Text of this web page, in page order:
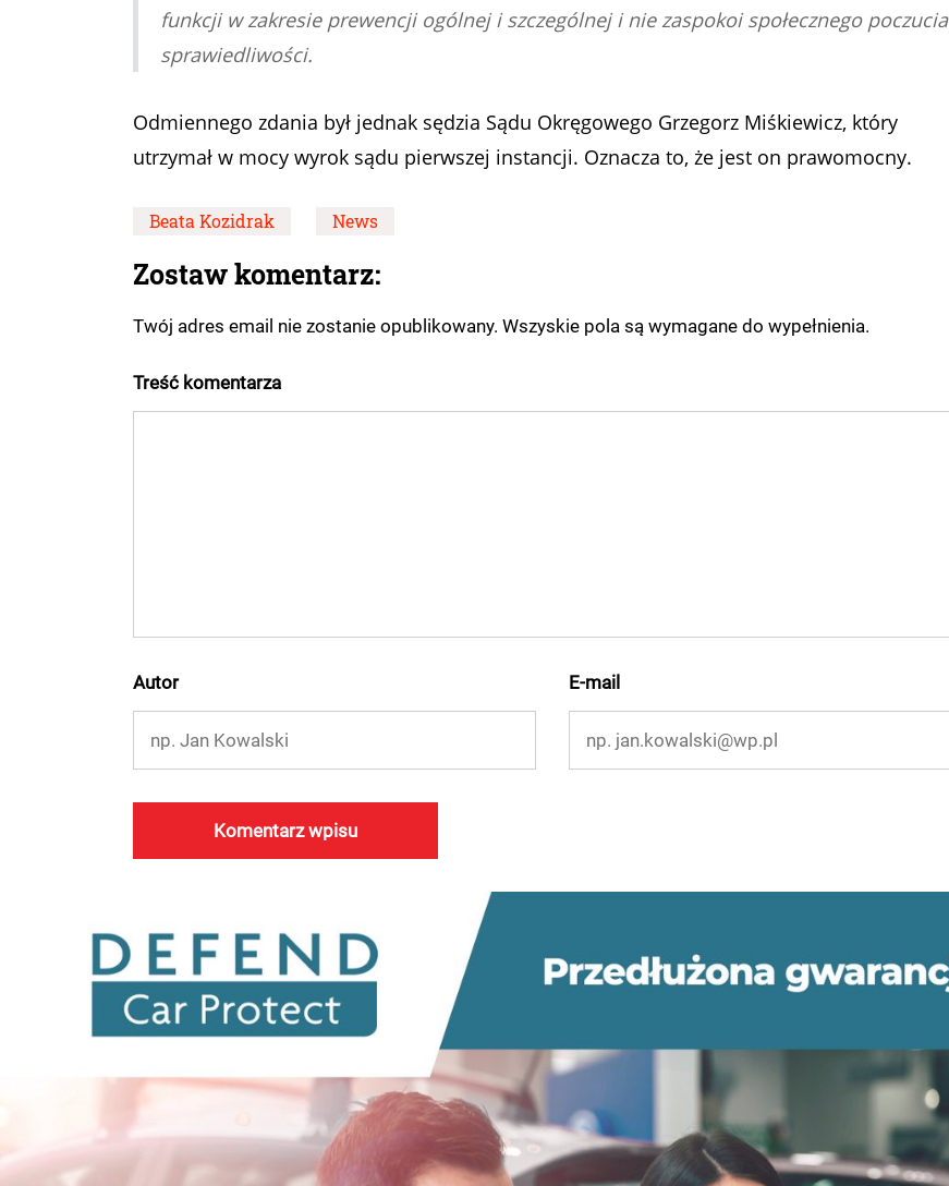
funkcji w zakresie prewencji ogólnej i szczególnej i nie zaspokoi społecznego poczucia
sprawiedliwości.
Odmiennego zdania był jednak sędzia Sądu Okręgowego Grzegorz Miśkiewicz, który
utrzymał w mocy wyrok sądu pierwszej instancji. Oznacza to, że jest on prawomocny.
Beata Kozidrak News
Zostaw komentarz:
Twój adres email nie zostanie opublikowany. Wszyskie pola są wymagane do wypełnienia.
Treść komentarza
Autor E-mail